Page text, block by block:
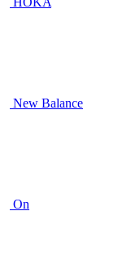
New Balance
On